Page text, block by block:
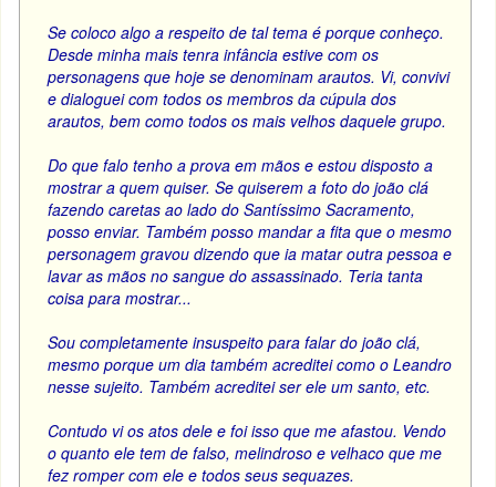
Se coloco algo a respeito de tal tema é porque conheço.
Desde minha mais tenra infância estive com os
personagens que hoje se denominam arautos. Vi, convivi
e dialoguei com todos os membros da cúpula dos
arautos, bem como todos os mais velhos daquele grupo.
Do que falo tenho a prova em mãos e estou disposto a
mostrar a quem quiser. Se quiserem a foto do joão clá
fazendo caretas ao lado do Santíssimo Sacramento,
posso enviar. Também posso mandar a fita que o mesmo
personagem gravou dizendo que ia matar outra pessoa e
lavar as mãos no sangue do assassinado. Teria tanta
coisa para mostrar...
Sou completamente insuspeito para falar do joão clá,
mesmo porque um dia também acreditei como o Leandro
nesse sujeito. Também acreditei ser ele um santo, etc.
Contudo vi os atos dele e foi isso que me afastou. Vendo
o quanto ele tem de falso, melindroso e velhaco que me
fez romper com ele e todos seus sequazes.